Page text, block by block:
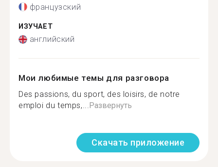
французский
ИЗУЧАЕТ
английский
Мои любимые темы для разговора
Des passions, du sport, des loisirs, de notre
emploi du temps,...Развернуть
Скачать приложение